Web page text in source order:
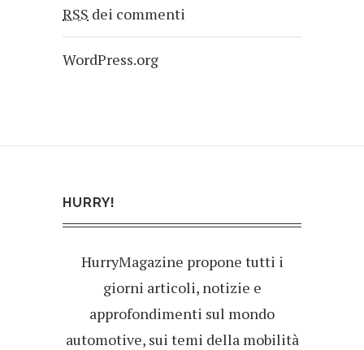
RSS dei commenti
WordPress.org
HURRY!
HurryMagazine propone tutti i
giorni articoli, notizie e
approfondimenti sul mondo
automotive, sui temi della mobilità